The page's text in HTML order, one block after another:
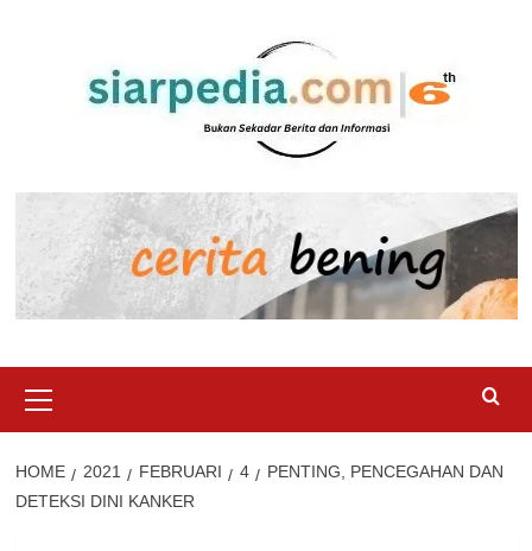
Menu
HOME 2021 FEBRUARI 4
PENTING, PENCEGAHAN DAN
DETEKSI DINI KANKER